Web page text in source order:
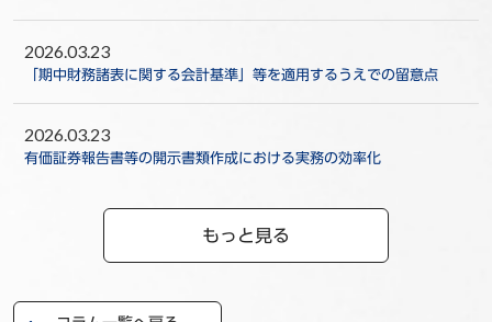
2026.03.23
「期中財務諸表に関する会計基準」等を適用するうえでの留意点
2026.03.23
有価証券報告書等の開示書類作成における実務の効率化
もっと見る